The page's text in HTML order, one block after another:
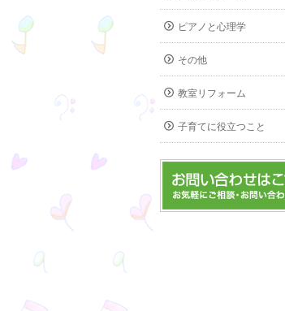
ピアノと心理学
その他
教室リフォーム
子育てに役立つこと